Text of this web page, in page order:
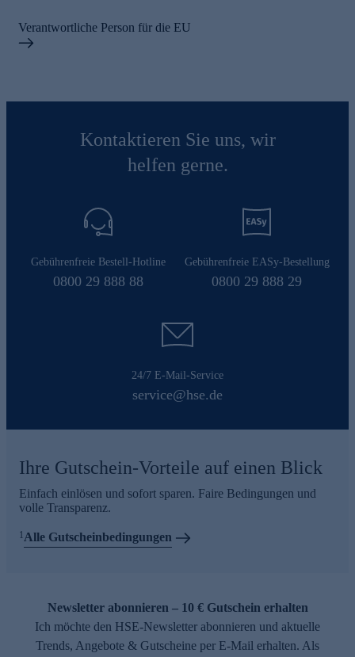
Verantwortliche Person für die EU
Kontaktieren Sie uns, wir
helfen gerne.
Gebührenfreie Bestell-Hotline
0800 29 888 88
Gebührenfreie EASy-Bestellung
0800 29 888 29
24/7 E-Mail-Service
service@hse.de
Ihre Gutschein-Vorteile auf einen Blick
Einfach einlösen und sofort sparen. Faire Bedingungen und
volle Transparenz.
1 Alle Gutscheinbedingungen
Newsletter abonnieren – 10 € Gutschein erhalten
Ich möchte den HSE-Newsletter abonnieren und aktuelle
Trends, Angebote & Gutscheine per E-Mail erhalten. Als